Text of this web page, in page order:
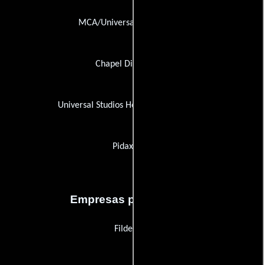
MCA/Universal Home Video
Chapel Distribution
Universal Studios Home Entertainment
Pidax Film
Empresas productoras
Fildebroc